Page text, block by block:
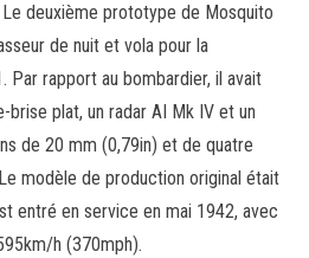
deuxième prototype de Mosquito
de nuit et vola pour la
Par rapport au bombardier, il avait
brise plat, un radar AI Mk IV et un
de 20 mm (0,79in) et de quatre
modèle de production original était
entré en service en mai 1942, avec
h (370mph).